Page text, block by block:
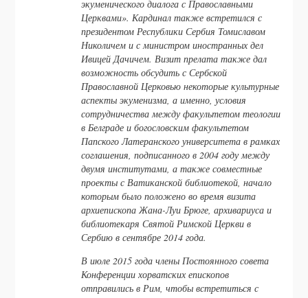
экуменического диалога с Православными
Церквами». Кардинал также встретился с
президентом Республики Сербия Томиславом
Николичем и с министром иностранных дел
Ивицей Дачичем. Визит прелата также дал
возможность обсудить с Сербской
Православной Церковью некоторые культурные
аспекты экуменизма, а именно, условия
сотрудничества между факультетом теологии
в Белграде и богословским факультетом
Папского Латеранского университета в рамках
соглашения, подписанного в 2004 году между
двумя институтами, а также совместные
проекты с Ватиканской библиотекой, начало
которым было положено во время визита
архиепископа Жана-Луи Брюге, архивариуса и
библиотекаря Святой Римской Церкви в
Сербию в сентябре 2014 года.
В июле 2015 года члены Постоянного совета
Конференции хорватских епископов
отправились в Рим, чтобы встретиться с